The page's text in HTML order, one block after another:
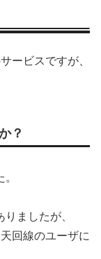
ービスですが、
？
ましたが、
回線のユーザに